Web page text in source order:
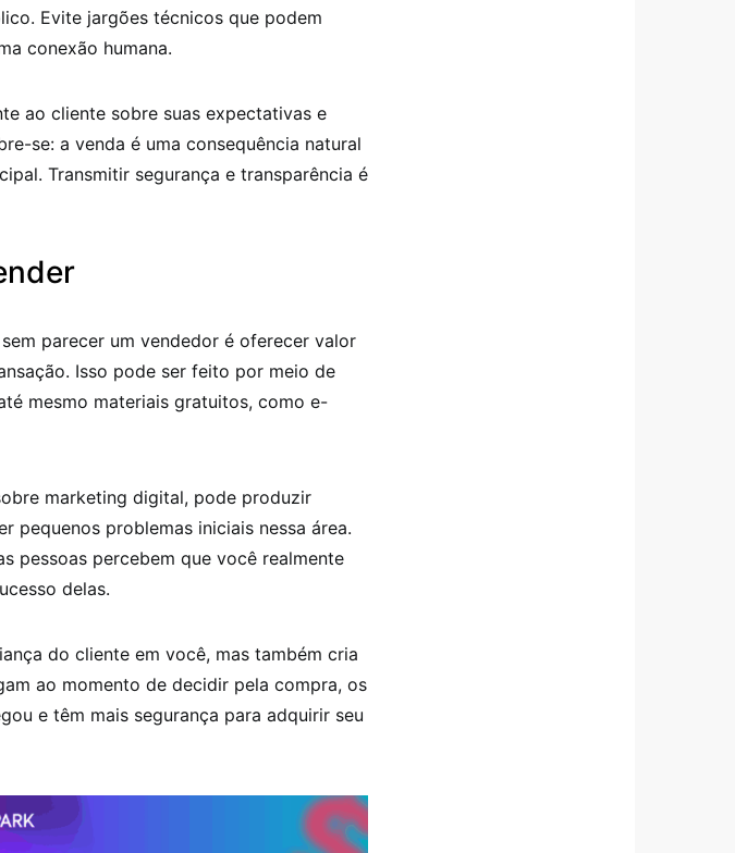
Evite jargões técnicos que podem
conexão humana.
ao cliente sobre suas expectativas e
se: a venda é uma consequência natural
Transmitir segurança e transparência é
parecer um vendedor é oferecer valor
Isso pode ser feito por meio de
mesmo materiais gratuitos, como e-
marketing digital, pode produzir
pequenos problemas iniciais nessa área.
pessoas percebem que você realmente
delas.
do cliente em você, mas também cria
ao momento de decidir pela compra, os
e têm mais segurança para adquirir seu